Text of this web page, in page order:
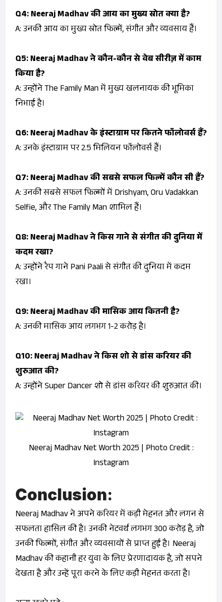
Q4: Neeraj Madhav की आय का मुख्य स्रोत क्या है?
A: उनकी आय का मुख्य स्रोत फिल्में, संगीत और व्यवसाय हैं।
Q5: Neeraj Madhav ने कौन-कौन से वेब सीरीज़ में काम
किया है?
A: उन्होंनेThe Family Manमें मुख्य खलनायक की भूमिका
निभाई है।
Q6: Neeraj Madhav के इंस्टाग्राम पर कितने फॉलोवर्स हैं?
A: उनके इंस्टाग्राम पर 2.5 मिलियन फॉलोवर्स हैं।
Q7: Neeraj Madhav की सबसे सफल फिल्में कौन सी हैं?
A: उनकी सबसे सफल फिल्मों मेंDrishyam,Oru Vadakkan
Selfie, औरThe Family Manशामिल हैं।
Q8: Neeraj Madhav ने किस गाने से संगीत की दुनिया में
कदम रखा?
A: उन्होंने रैप गानेPani Paaliसे संगीत की दुनिया में कदम
रखा।
Q9: Neeraj Madhav की मासिक आय कितनी है?
A: उनकी मासिक आय लगभग ₹1-2 करोड़ है।
Q10: Neeraj Madhav ने किस शो से डांस करियर की
शुरुआत की?
A: उन्होंनेSuper Dancerशो से डांस करियर की शुरुआत की।
Neeraj Madhav Net Worth 2025 | Photo Credit :
Instagram
Conclusion:
Neeraj Madhav ने अपने करियर में कड़ी मेहनत और लगन से
सफलता हासिल की है। उनकी नेटवर्थ लगभग ₹300 करोड़ है, जो
उनकी फिल्मों, संगीत और व्यवसायों से प्राप्त हुई है। Neeraj
Madhav की कहानी हर युवा के लिए प्रेरणादायक है, जो सपने
देखता है और उन्हें पूरा करने के लिए कड़ी मेहनत करता है।